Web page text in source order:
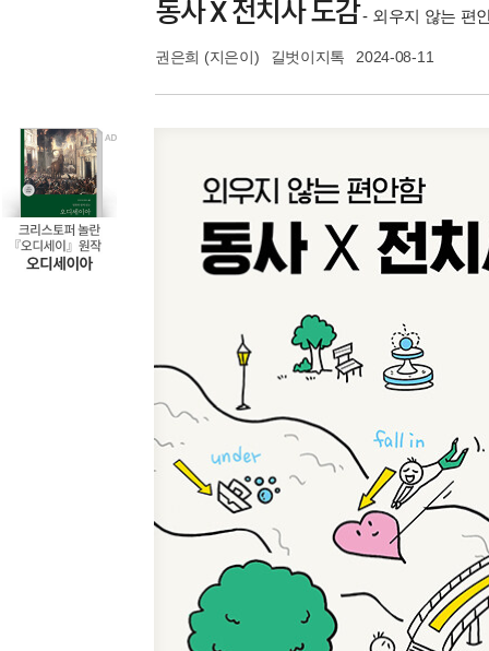
동사 X 전치사 도감- 외우지 않는 편
권은희 (지은이) 길벗이지톡 2024-08-11